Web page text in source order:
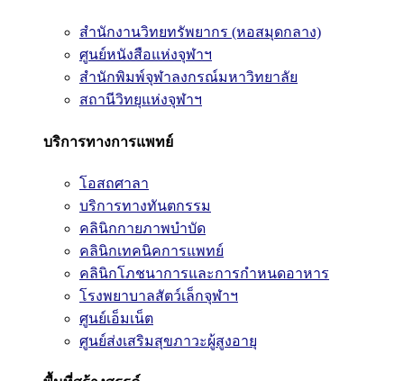
สำนักงานวิทยทรัพยากร (หอสมุดกลาง)
ศูนย์หนังสือแห่งจุฬาฯ
สำนักพิมพ์จุฬาลงกรณ์มหาวิทยาลัย
สถานีวิทยุแห่งจุฬาฯ
บริการทางการแพทย์
โอสถศาลา
บริการทางทันตกรรม
คลินิกกายภาพบำบัด
คลินิกเทคนิคการแพทย์
คลินิกโภชนาการและการกำหนดอาหาร
โรงพยาบาลสัตว์เล็กจุฬาฯ
ศูนย์เอ็มเน็ต
ศูนย์ส่งเสริมสุขภาวะผู้สูงอายุ